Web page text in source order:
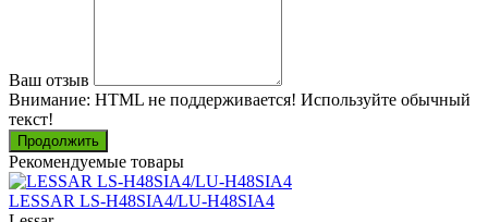
Ваш отзыв
Внимание: HTML не поддерживается! Используйте обычный
текст!
Продолжить
Рекомендуемые товары
LESSAR LS-H48SIA4/LU-H48SIA4